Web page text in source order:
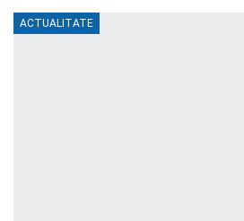
ACTUALITATE